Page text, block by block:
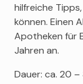
hilfreiche
können. Einen
Apotheken für
Jahren an.
Dauer: ca. 20